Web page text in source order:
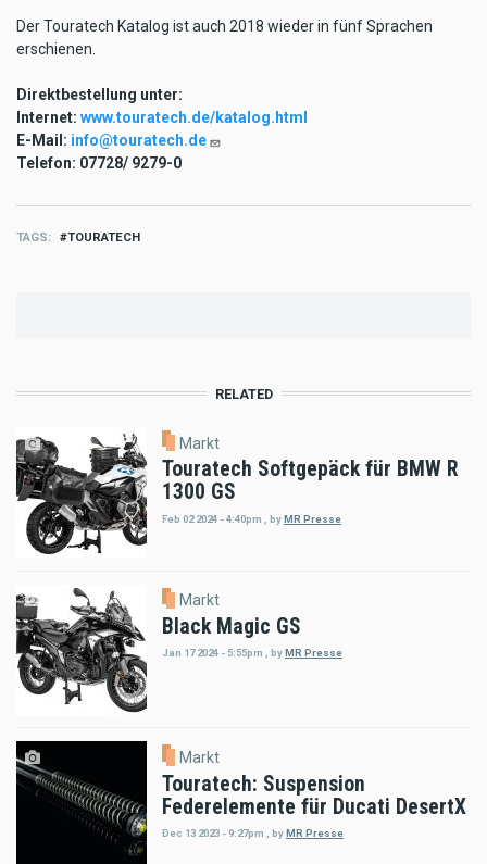
Der Touratech Katalog ist auch 2018 wieder in fünf Sprachen
erschienen.
Direktbestellung unter:
Internet: www.touratech.de/katalog.html
E-Mail: info@touratech.de
Telefon: 07728/ 9279-0
TAGS TOURATECH
RELATED
Markt
Touratech Softgepäck für BMW R
1300 GS
Feb 02 2024 - 4:40pm byMR Presse
Markt
Black Magic GS
Jan 17 2024 - 5:55pm , by MR Presse
Markt
Touratech: Suspension
Federelemente für Ducati DesertX
Dec 13 2023 - 9:27pm byMR Presse